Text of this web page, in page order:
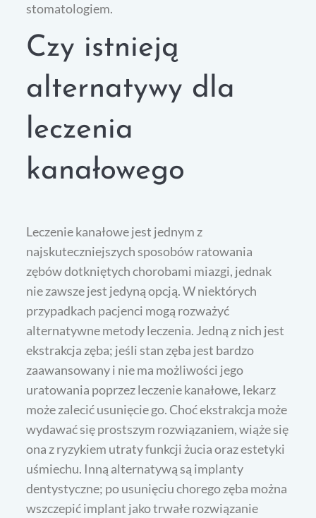
stomatologiem.
Czy istnieją
alternatywy dla
leczenia
kanałowego
Leczenie kanałowe jest jednym z
najskuteczniejszych sposobów ratowania
zębów dotkniętych chorobami miazgi, jednak
nie zawsze jest jedyną opcją. W niektórych
przypadkach pacjenci mogą rozważyć
alternatywne metody leczenia. Jedną z nich jest
ekstrakcja zęba; jeśli stan zęba jest bardzo
zaawansowany i nie ma możliwości jego
uratowania poprzez leczenie kanałowe, lekarz
może zalecić usunięcie go. Choć ekstrakcja może
wydawać się prostszym rozwiązaniem, wiąże się
ona z ryzykiem utraty funkcji żucia oraz estetyki
uśmiechu. Inną alternatywą są implanty
dentystyczne; po usunięciu chorego zęba można
wszczepić implant jako trwałe rozwiązanie